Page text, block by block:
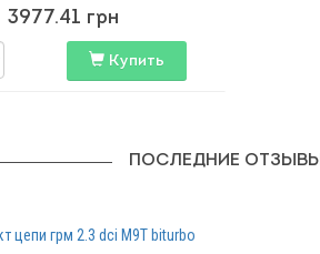
3977.41 грн
Купить
ПОСЛЕДНИЕ ОТЗЫВЫ
цепи грм 2.3 dci M9T biturbo